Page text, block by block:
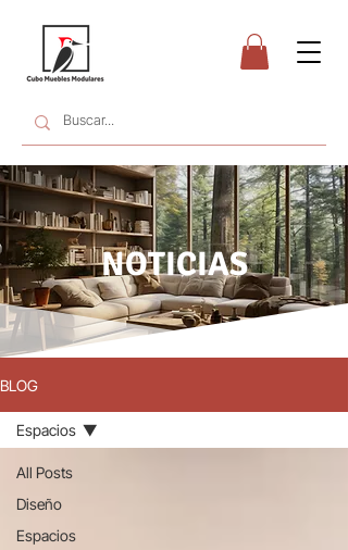
NOTICIAS
BLOG
All Posts
Diseño
Espacios
Espacios